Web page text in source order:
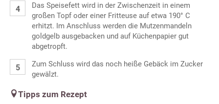
Das Speisefett wird in der Zwischenzeit in einem
großen Topf oder einer Fritteuse auf etwa 190° C
erhitzt. Im Anschluss werden die Mutzenmandeln
goldgelb ausgebacken und auf Küchenpapier gut
abgetropft.
Zum Schluss wird das noch heiße Gebäck im Zucker
gewälzt.
Tipps zum Rezept